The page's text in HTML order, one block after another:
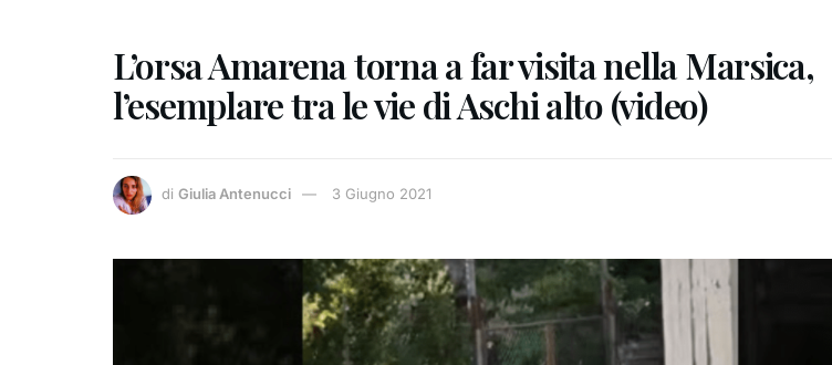
L’orsa Amarena torna a far visita nella Marsica,
l’esemplare tra le vie di Aschi alto (video)
di Giulia Antenucci 3 Giugno 2021